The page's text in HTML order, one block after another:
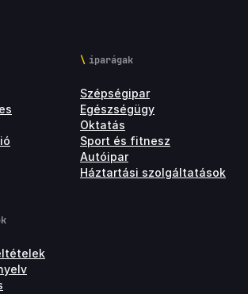
iparágak
Szépségipar
Egészségügy
Oktatás
Sport és fitnesz
Autóipar
Háztartási szolgáltatások